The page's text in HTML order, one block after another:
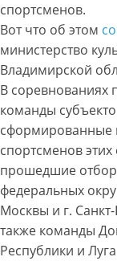
спортсменов.
Вот что об этом
министерство
Владимирской
В соревнованиях
команды
сформированные
спортсменов этих
прошедшие отбор
федеральных
Москвы и г.
также команды
Республики и